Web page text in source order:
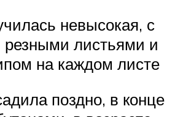
невысокая, с
листьями и
на каждом листе
поздно, в конце